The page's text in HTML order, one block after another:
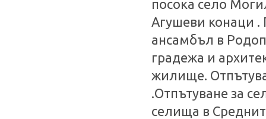
посока село
Агушеви конаци .
ансамбъл в
градежа и
жилище.
.Отпътуване за
селища в